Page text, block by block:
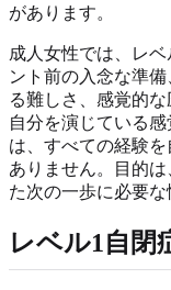
があります。
成人女性では、レ
ント前の入念な準
る難しさ、感覚的
自分を演じている
は、すべての経験
ありません。目的
た次の一歩に必要な
レベル1自閉